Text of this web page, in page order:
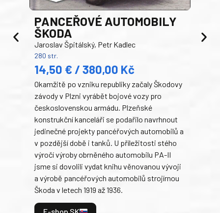
PANCEŘOVÉ AUTOMOBILY
ŠKODA
Jaroslav Špitálský, Petr Kadlec
280 str.
14,50 € / 380,00 Kč
Okamžitě po vzniku republiky začaly Škodovy
závody v Plzni vyrábět bojové vozy pro
československou armádu. Plzeňské
konstrukční kanceláři se podařilo navrhnout
jedinečné projekty pancéřových automobilů a
v pozdější době i tanků. U příležitosti stého
výročí výroby obrněného automobilu PA-II
jsme si dovolili vydat knihu věnovanou vývoji
a výrobě pancéřových automobilů strojírnou
Škoda v letech 1919 až 1936.